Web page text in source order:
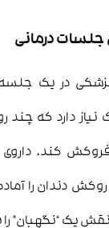
درمانی
در یک جلسه
نیاز دارد که چند
کند،
روکش دندان را
یک “نگهبان” را